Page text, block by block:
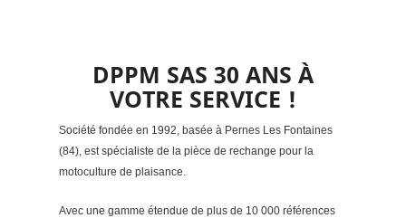
DPPM SAS 30 ANS À
VOTRE SERVICE !
Société fondée en 1992, basée à Pernes Les Fontaines
(84), est spécialiste de la pièce de rechange pour la
motoculture de plaisance.
Avec une gamme étendue de plus de 10 000 références